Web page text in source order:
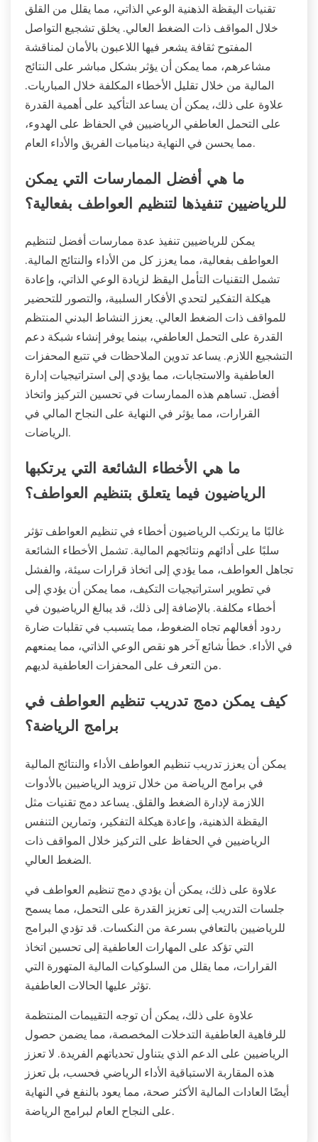
تقنيات اليقظة الذهنية الوعي الذاتي، مما يقلل من القلق
خلال المواقف ذات الضغط العالي. يخلق تشجيع التواصل
المفتوح ثقافة يشعر فيها اللاعبون بالأمان لمناقشة
مشاعرهم، مما يمكن أن يؤثر بشكل مباشر على النتائج
المالية من خلال تقليل الأخطاء المكلفة خلال المباريات.
علاوة على ذلك، يمكن أن يساعد التأكيد على أهمية القدرة
على التحمل العاطفي الرياضيين في الحفاظ على الهدوء،
مما يحسن في النهاية ديناميات الفريق والأداء العام.
ما هي أفضل الممارسات التي يمكن
للرياضيين تنفيذها لتنظيم العواطف بفعالية؟
يمكن للرياضيين تنفيذ عدة ممارسات أفضل لتنظيم
العواطف بفعالية، مما يعزز كل من الأداء والنتائج المالية.
تشمل التقنيات التأمل اليقظ لزيادة الوعي الذاتي، وإعادة
هيكلة التفكير لتحدي الأفكار السلبية، والتصور للتحضير
للمواقف ذات الضغط العالي. يعزز النشاط البدني المنتظم
القدرة على التحمل العاطفي، بينما يوفر إنشاء شبكة دعم
التشجيع اللازم. يساعد تدوين الملاحظات في تتبع المحفزات
العاطفية والاستجابات، مما يؤدي إلى استراتيجيات إدارة
أفضل. تساهم هذه الممارسات في تحسين التركيز واتخاذ
القرارات، مما يؤثر في النهاية على النجاح المالي في
الرياضات.
ما هي الأخطاء الشائعة التي يرتكبها
الرياضيون فيما يتعلق بتنظيم العواطف؟
غالبًا ما يرتكب الرياضيون أخطاء في تنظيم العواطف تؤثر
سلبًا على أدائهم ونتائجهم المالية. تشمل الأخطاء الشائعة
تجاهل العواطف، مما يؤدي إلى اتخاذ قرارات سيئة، والفشل
في تطوير استراتيجيات التكيف، مما يمكن أن يؤدي إلى
أخطاء مكلفة. بالإضافة إلى ذلك، قد يبالغ الرياضيون في
ردود أفعالهم تجاه الضغوط، مما يتسبب في تقلبات ضارة
في الأداء. خطأ شائع آخر هو نقص الوعي الذاتي، مما يمنعهم
من التعرف على المحفزات العاطفية لديهم.
كيف يمكن دمج تدريب تنظيم العواطف في
برامج الرياضة؟
يمكن أن يعزز تدريب تنظيم العواطف الأداء والنتائج المالية
في برامج الرياضة من خلال تزويد الرياضيين بالأدوات
اللازمة لإدارة الضغط والقلق. يساعد دمج تقنيات مثل
اليقظة الذهنية، وإعادة هيكلة التفكير، وتمارين التنفس
الرياضيين في الحفاظ على التركيز خلال المواقف ذات
الضغط العالي.
علاوة على ذلك، يمكن أن يؤدي دمج تنظيم العواطف في
جلسات التدريب إلى تعزيز القدرة على التحمل، مما يسمح
للرياضيين بالتعافي بسرعة من النكسات. قد تؤدي البرامج
التي تؤكد على المهارات العاطفية إلى تحسين اتخاذ
القرارات، مما يقلل من السلوكيات المالية المتهورة التي
تؤثر عليها الحالات العاطفية.
علاوة على ذلك، يمكن أن توجه التقييمات المنتظمة
للرفاهية العاطفية التدخلات المخصصة، مما يضمن حصول
الرياضيين على الدعم الذي يتناول تحدياتهم الفريدة. لا تعزز
هذه المقاربة الاستباقية الأداء الرياضي فحسب، بل تعزز
أيضًا العادات المالية الأكثر صحة، مما يعود بالنفع في النهاية
على النجاح العام لبرامج الرياضة.